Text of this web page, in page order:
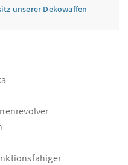
unserer Dekowaffen